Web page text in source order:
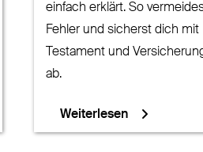
einfach erklärt. So
Fehler und sicherst dich mit
Testament und
ab.
Weiterlesen